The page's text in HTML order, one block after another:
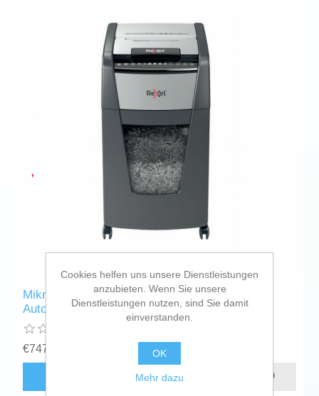
Mikroschnitt-Aktenvernichter Rexel Optimum
Auto+ 300M 60 L
€747.53 zzgl. MwSt.
Cookies helfen uns unsere Dienstleistungen
anzubieten. Wenn Sie unsere
Dienstleistungen nutzen, sind Sie damit
einverstanden.
OK
Mehr dazu